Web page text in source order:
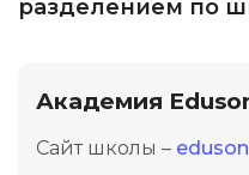
разделением по
Академия
Сайт школы –